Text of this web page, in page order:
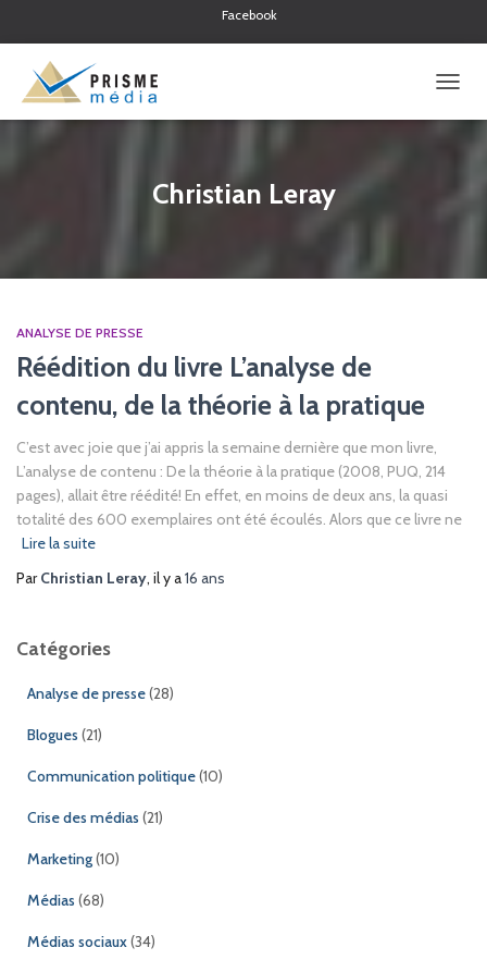
Facebook
LA
Christian Leray
ANALYSE DE PRESSE
Réédition du livre L’analyse de
contenu, de la théorie à la pratique
C’est avec joie que j’ai appris la semaine dernière que mon livre,
L’analyse de contenu : De la théorie à la pratique (2008, PUQ, 214
pages), allait être réédité! En effet, en moins de deux ans, la quasi
totalité des 600 exemplaires ont été écoulés. Alors que ce livre ne
Lire la suite
ParChristian Leray, il y a16 ans
Catégories
Analyse de presse(28)
Blogues (21)
Communication politique(10)
Crise des médias (21)
Marketing(10)
Médias (68)
Médias sociaux(34)